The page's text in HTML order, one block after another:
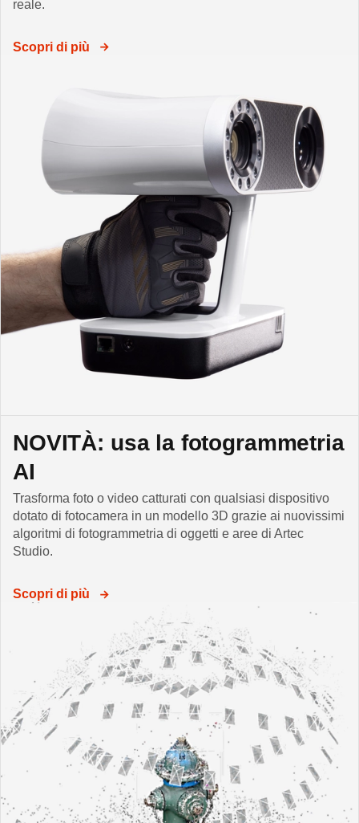
reale.
Scopri di più
NOVITÀ: usa la fotogrammetria
AI
Trasforma foto o video catturati con qualsiasi dispositivo
dotato di fotocamera in un modello 3D grazie ai nuovissimi
algoritmi di fotogrammetria di oggetti e aree di Artec
Studio.
Scopri di più